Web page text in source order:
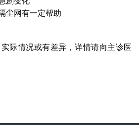
尘网有一定帮助
际情况或有差异，详情请向主诊医